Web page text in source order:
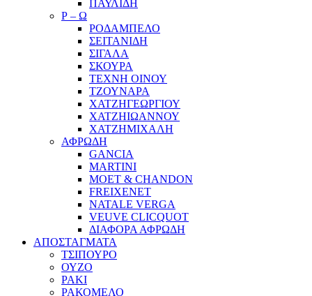
ΠΑΥΛΙΔΗ
Ρ – Ω
ΡΟΔΑΜΠΕΛΟ
ΣΕΙΤΑΝΙΔΗ
ΣΙΓΑΛΑ
ΣΚΟΥΡΑ
ΤΕΧΝΗ ΟΙΝΟΥ
ΤΖΟΥΝΑΡΑ
ΧΑΤΖΗΓΕΩΡΓΙΟΥ
ΧΑΤΖΗΙΩΑΝΝΟΥ
ΧΑΤΖΗΜΙΧΑΛΗ
ΑΦΡΩΔΗ
GANCIA
MARTINI
MOET & CHANDON
FREIXENET
NATALE VERGA
VEUVE CLICQUOT
ΔΙΑΦΟΡΑ ΑΦΡΩΔΗ
ΑΠΟΣΤΑΓΜΑΤΑ
ΤΣΙΠΟΥΡΟ
ΟΥΖΟ
ΡΑΚΙ
ΡΑΚΟΜΕΛΟ